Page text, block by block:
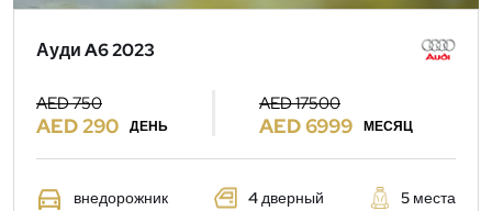
Ауди A6 2023
AED 750
AED 290 ДЕНЬ
AED 17500
AED 6999 МЕСЯЦ
внедорожник 4 дверный 5 места